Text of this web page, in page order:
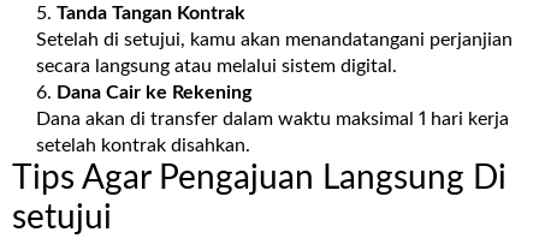
Tanda Tangan Kontrak
Setelah di setujui, kamu akan menandatangani perjanjian
secara langsung atau melalui sistem digital.
Dana Cair ke Rekening
Dana akan di transfer dalam waktu maksimal 1 hari kerja
setelah kontrak disahkan.
Tips Agar Pengajuan Langsung Di
setujui